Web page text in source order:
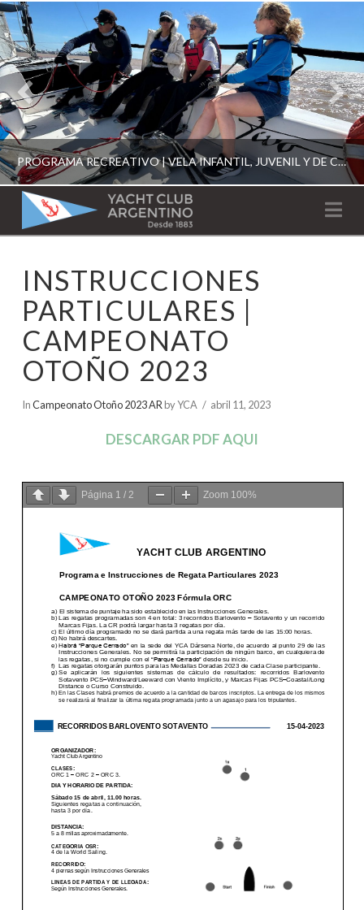
PROGRAMA RECREATIVO | VELA INFANTIL, JUVENIL Y DE CRUCERO 2026
ESCUELA RECREATIVA 2026
YACHT
CLUB
ARGENTINO
INSTRUCCIONES
PARTICULARES |
CAMPEONATO
OTOÑO 2023
InCampeonato Otoño 2023 AR by YCA abril 11, 2023
DESCARGAR PDF AQUI
Página 1 / 2 Zoom 100%